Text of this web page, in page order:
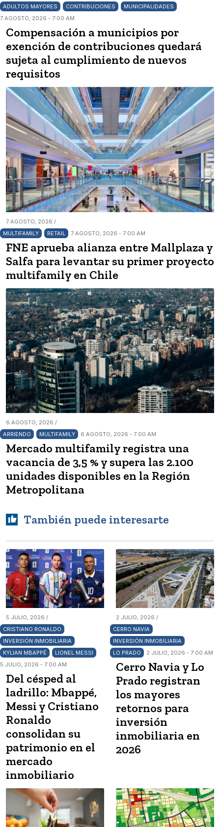
ADULTOS MAYORES CONTRIBUCIONES
MUNICIPALIDADES
7 AGOSTO, 2026 - 7:00 AM
Compensación a municipios por
exención de contribuciones quedará
sujeta al cumplimiento de nuevos
requisitos
7 AGOSTO, 2026 /
MULTIFAMILY
RETAIL 7 AGOSTO, 2026 - 7:00 AM
FNE aprueba alianza entre Mallplaza y
Salfa para levantar su primer proyecto
multifamily en Chile
6 AGOSTO, 2026 /
ARRIENDO
MULTIFAMILY 6 AGOSTO, 2026 - 7:00 AM
Mercado multifamily registra una
vacancia de 3,5 % y supera las 2.100
unidades disponibles en la Región
Metropolitana
También puede interesarte
5 JULIO, 2026 /
CRISTIANO RONALDO
INVERSIÓN INMOBILIARIA
KYLIAN MBAPPÉ
LIONEL MESSI
5 JULIO, 2026 - 7:00 AM
Del césped al
ladrillo: Mbappé,
Messi y Cristiano
Ronaldo
consolidan su
patrimonio en el
mercado
inmobiliario
2 JULIO, 2026 /
CERRO NAVIA
INVERSIÓN INMOBILIARIA
LO PRADO
2 JULIO, 2026 - 7:00 AM
Cerro Navia y Lo
Prado registran
los mayores
retornos para
inversión
inmobiliaria en
2026